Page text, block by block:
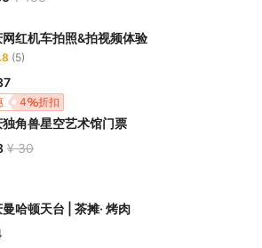
程正确穿戴安全护具，戴眼镜的游客应当
生意外事件。若本项目因天气恶劣或其他不
请您听从旅行社工作人员的安排参加活
任何不适，请及时与项目工作人员进行沟
红机车拍照&拍视频体验
(5)
4 折扣
角兽星空艺术馆门票
¥ 30
哈顿天台 | 茶摊· 烤肉